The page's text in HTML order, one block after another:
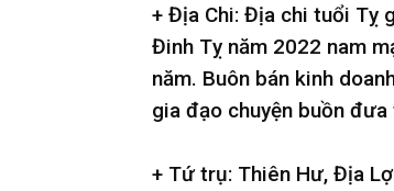
+ Địa Chi: Địa chi tuổi Tỵ
Đinh Tỵ năm 2022 nam
năm. Buôn bán kinh
gia đạo chuyện buồn đưa
+ Tứ trụ: Thiên Hư, Địa